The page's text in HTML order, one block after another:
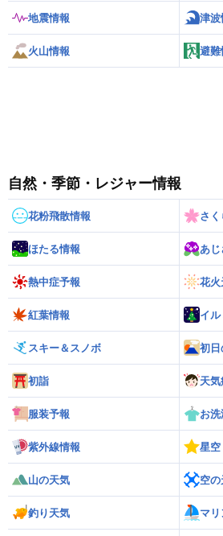
地震情報 津波
火山情報 避難
自然・季節・レジャー情報
花粉飛散情報 さ
ほたる情報 あじ
熱中症予報 花火
紅葉情報 イ
スキー＆スノボ 初日
初詣 天気
服装予報 お洗
紫外線情報 星空
山の天気 空
釣り天気 マ